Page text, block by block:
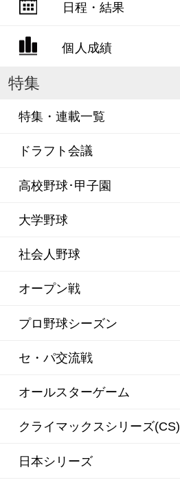
日程・結果
個人成績
特集
特集・連載一覧
ドラフト会議
高校野球･甲子園
大学野球
社会人野球
オープン戦
プロ野球シーズン
セ・パ交流戦
オールスターゲーム
クライマックスシリーズ(CS)
日本シリーズ